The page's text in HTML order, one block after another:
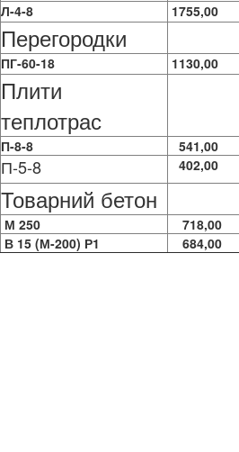
Л-4-8 1755,00
Перегородки
ПГ-60-18
1130,00
Плити
теплотрас
П-8-8
541,00
П-5-8 402,00
Товарний бетон
М 250
718,00
В 15 (М-200) Р1 684,00